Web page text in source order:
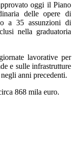
oggi il Piano
delle opere di
a 35 assunzioni di
nella graduatoria
lavorative per
e sulle infrastrutture
anni precedenti.
868 mila euro.